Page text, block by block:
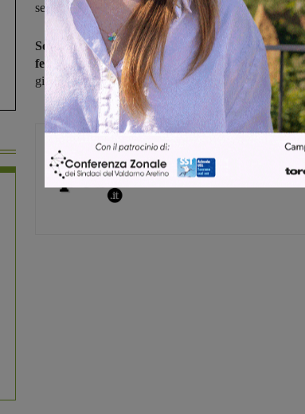
se illuminato dall'apposita lampada. Nessun dubbio
Sono stati proprio gli addetti allo sportello della
ferroviariaa spiegare alla donna che si trattava del
giro di un paio di giorni.
Glenda Venturini
Capo redattore